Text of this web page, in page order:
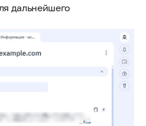
дальнейшего